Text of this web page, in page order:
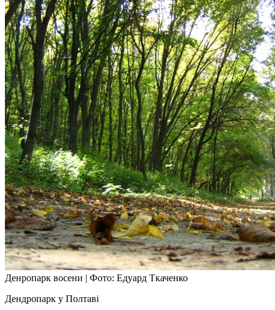
Денропарк восени | Фото: Едуард Ткаченко
Дендропарк у Полтаві